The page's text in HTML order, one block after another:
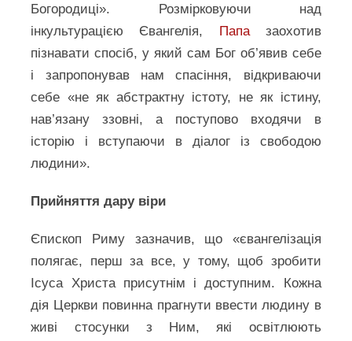
Богородиці». Розмірковуючи над
інкультурацією Євангелія, Папазаохотив
пізнавати спосіб, у який сам Бог об’явив себе
і запропонував нам спасіння, відкриваючи
себе «не як абстрактну істоту, не як істину,
нав’язану ззовні, а поступово входячи в
історію і вступаючи в діалог із свободою
людини».
Прийняття дару віри
Єпископ Риму зазначив, що «євангелізація
полягає, перш за все, у тому, щоб зробити
Ісуса Христа присутнім і доступним. Кожна
дія Церкви повинна прагнути ввести людину в
живі стосунки з Ним, які освітлюють